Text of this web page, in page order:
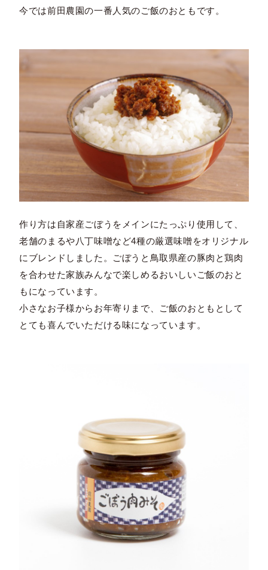
今では前田農園の一番人気のご飯のおともです。
作り方は自家産ごぼうをメインにたっぷり使用して、
老舗のまるや八丁味噌など4種の厳選味噌をオリジナル
にブレンドしました。ごぼうと鳥取県産の豚肉と鶏肉
を合わせた家族みんなで楽しめるおいしいご飯のおと
もになっています。
小さなお子様からお年寄りまで、ご飯のおともとして
とても喜んでいただける味になっています。